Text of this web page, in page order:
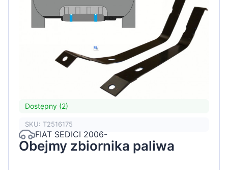
Dostępny (2)
SKU: T2516175
FIAT SEDICI 2006-
Obejmy zbiornika paliwa